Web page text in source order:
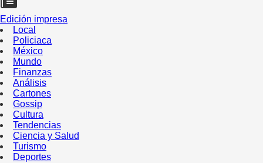
Edición impresa
Local
Policiaca
México
Mundo
Finanzas
Análisis
Cartones
Gossip
Cultura
Tendencias
Ciencia y Salud
Turismo
Deportes